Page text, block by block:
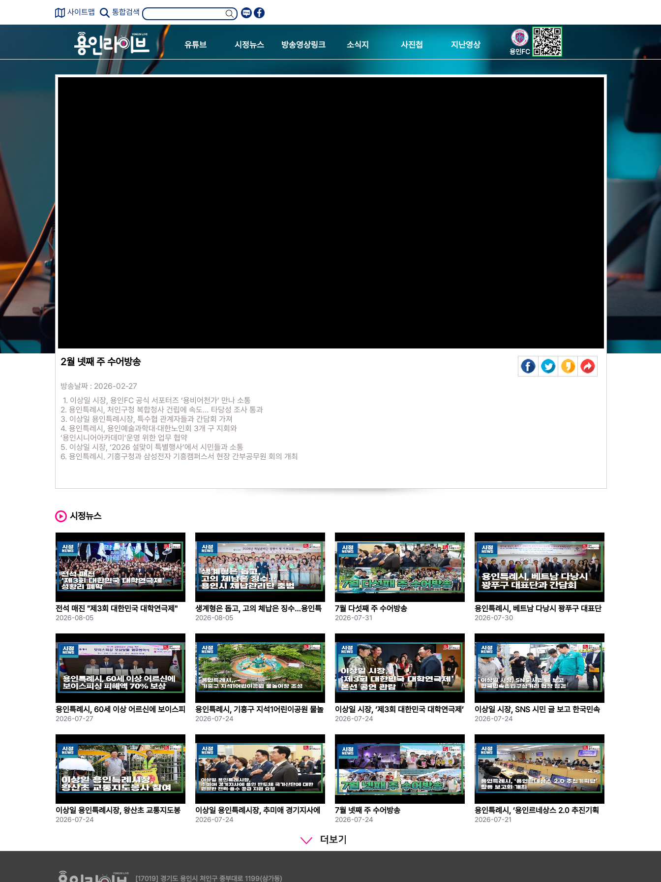
사이트맵 통합검색
유튜브 시정뉴스 방송영상링크 소식지 사진첩 지난영상
용인FC
2월 넷째 주 수어방송
방송날짜 : 2026-02-27
1. 이상일 시장, 용인FC 공식 서포터즈 ‘용비어천가’ 만나 소통
2. 용인특례시, 처인구청 복합청사 건립에 속도… 타당성 조사 통과
3. 이상일 용인특례시장, 특수협 관계자들과 간담회 가져
4. 용인특레시, 용인예술과학대·대한노인회 3개 구 지회와
‘용인시니어아카데미’운영 위한 업무 협약
5. 이상일 시장, ‘2026 설맞이 특별행사’에서 시민들과 소통
6. 용인특례시, 기흥구청과 삼성전자 기흥캠퍼스서 현장 간부공무원 회의 개최
시정뉴스
전석 매진 "제3회 대한민국 대학연극제"
성황리 폐막
2026-08-05
생계형은 돕고, 고의 체납은 징수…용인특
례시 체납관리단 출범
2026-08-05
7월 다섯째 주 수어방송
2026-07-31
용인특례시, 베트남 다낭시 꽝푸구 대표단
과 간담회
2026-07-30
용인특례시, 60세 이상 어르신에 보이스피
싱 피해액 70%; 보상
2026-07-27
용인특례시, 기흥구 지석1어린이공원 물놀
이장 조성
2026-07-24
이상일 시장, ‘제3회 대한민국 대학연극제’
본선 공연 관람
2026-07-24
이상일 시장, SNS 시민 글 보고 한국민속
촌입구삼거리 현장 점검
2026-07-24
이상일 용인특례시장, 왕산초 교통지도봉
사 참여
2026-07-24
이상일 용인특례시장, 추미애 경기지사에
용인 반도체 국가산단에 대한 원활한 전력
2026-07-24
7월 넷째 주 수어방송
2026-07-24
용인특례시, ‘용인르네상스 2.0 추진기획
단’ 활동 보고회 개최
2026-07-21
[17019] 경기도 용인시 처인구 중부대로 1199(삼가동)